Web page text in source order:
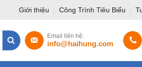
Giới thiệu Công Trình Tiêu Biểu
Email liên hệ:
info@haihung.com